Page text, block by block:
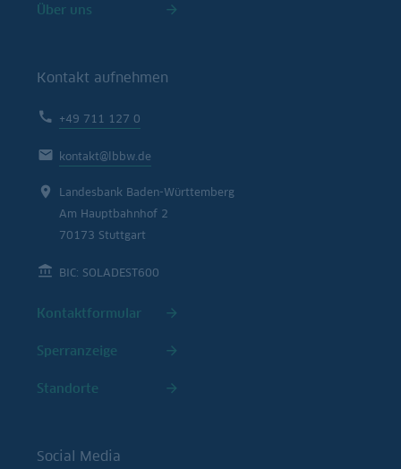
Über uns
Kontakt aufnehmen
+49 711 127 0
kontakt@lbbw.de
Landesbank Baden-Württemberg
Am Hauptbahnhof 2
70173 Stuttgart
BIC: SOLADEST600
Kontaktformular
Sperranzeige
Standorte
Social Media